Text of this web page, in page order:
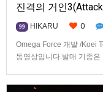
진격의 거인
99 HIKARU 0
Omega Force 개발 /Koei
동영상입니다.발매 기종